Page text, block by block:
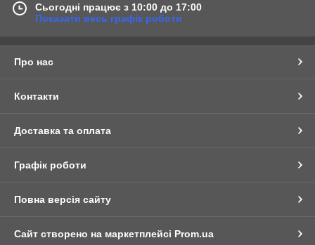
Сьогодні працює з 10:00 до 17:00
Показати весь графік роботи
Про нас
Контакти
Доставка та оплата
Графік роботи
Повна версія сайту
Сайт створено на маркетплейсі Prom.ua